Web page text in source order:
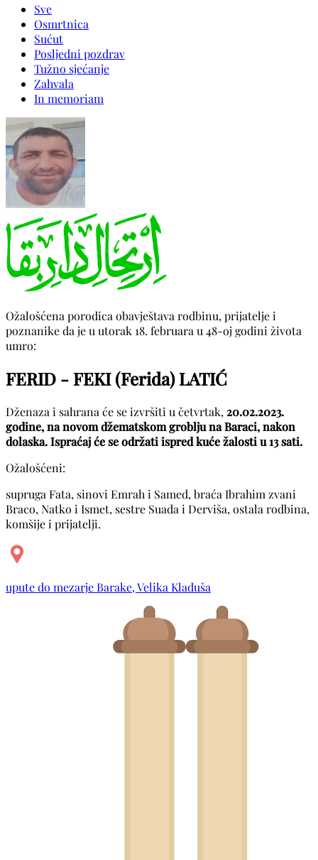
Sve
Osmrtnica
Sućut
Posljedni pozdrav
Tužno sjećanje
Zahvala
In memoriam
Ožalošćena porodica obavještava rodbinu, prijatelje i
poznanike da je u utorak 18. februara u 48-oj godini života
umro:
FERID - FEKI (Ferida) LATIĆ
Dženaza i sahrana će se izvršiti u četvrtak, 20.02.2023.
godine, na novom džematskom groblju na Baraci, nakon
dolaska. Ispraćaj će se održati ispred kuće žalosti u 13 sati.
Ožalošćeni:
supruga Fata, sinovi Emrah i Samed, braća Ibrahim zvani
Braco, Natko i Ismet, sestre Suada i Derviša, ostala rodbina,
komšije i prijatelji.
upute do mezarje Barake, Velika Kladuša